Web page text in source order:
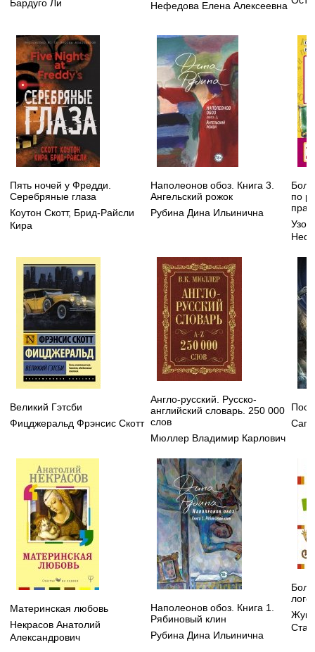
Бардуго Ли Нефедова Елена Алексеевна
Пять ночей у Фредди.
Серебряные глаза
Коутон Скотт, Брид-Райсли
Кира
Наполеонов обоз. Книга 3.
Ангельский рожок
Рубина Дина Ильинична
по
Великий Гэтсби
Фицджеральд Фрэнсис Скотт
Англо-русский. Русско-
английский словарь. 250 000
слов
Мюллер Владимир Карлович
Материнская любовь
Некрасов Анатолий
Александрович
Наполеонов обоз. Книга 1.
Рябиновый клин
Рубина Дина Ильинична